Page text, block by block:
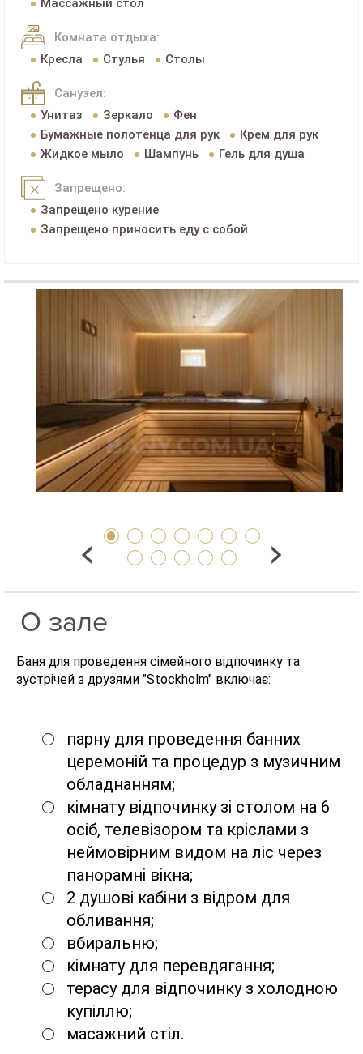
Комната отдыха:
Кресла
Стулья Столы
Санузел:
Унитаз
Зеркало
Фен
Бумажные полотенца для рук
Крем для рук
Жидкое мыло
Шампунь Гель для душа
Запрещено:
Запрещено курение
Запрещено приносить еду с собой
О зале
Баня для проведення сімейного відпочинку та
зустрічей з друзями "Stockholm" включає:
парну для проведення банних
церемоній та процедур з музичним
обладнанням;
кімнату відпочинку зі столом на 6
осіб, телевізором та кріслами з
неймовірним видом на ліс через
панорамні вікна;
2 душові кабіни з відром для
обливання;
вбиральню;
кімнату для перевдягання;
терасу для відпочинку з холодною
купіллю;
масажний стіл.